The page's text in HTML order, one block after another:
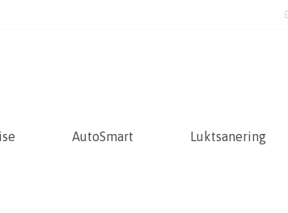
AutoSmart Luktsanering